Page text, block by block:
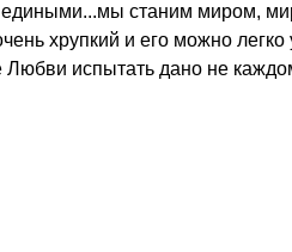
едиными...мы станим миром,
хрупкий и его можно
испытать дано не